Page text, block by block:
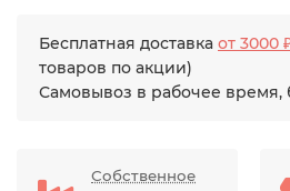
Бесплатная доставка от 3000
товаров по акции)
Самовывоз в рабочее время,
Собственное